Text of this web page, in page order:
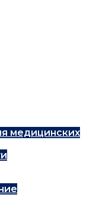
медицинских